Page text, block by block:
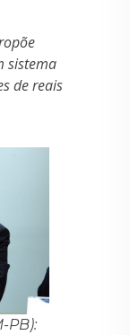
sistema
de reais
PB):